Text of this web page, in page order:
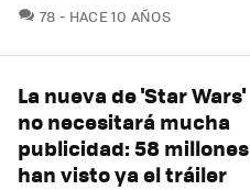
78 COMENTARIOS
HACE 10 AÑOS
La nueva de 'Star Wars'
no necesitará mucha
publicidad: 58 millones
han visto ya el tráiler